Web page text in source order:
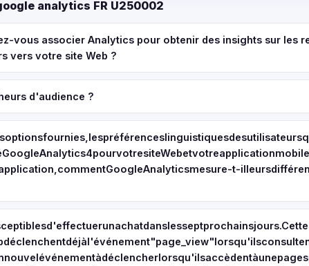
analytics FR U250002
vous associer Analytics pour obtenir des insights sur les
vers votre site Web ?
d'audience ?
t-